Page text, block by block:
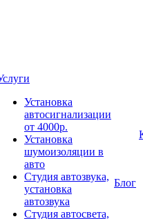
Установка
автосигнализации
от 4000р.
Установка
шумоизоляции в
авто
Студия автозвука,
установка
автозвука
Студия автосвета,
Блог